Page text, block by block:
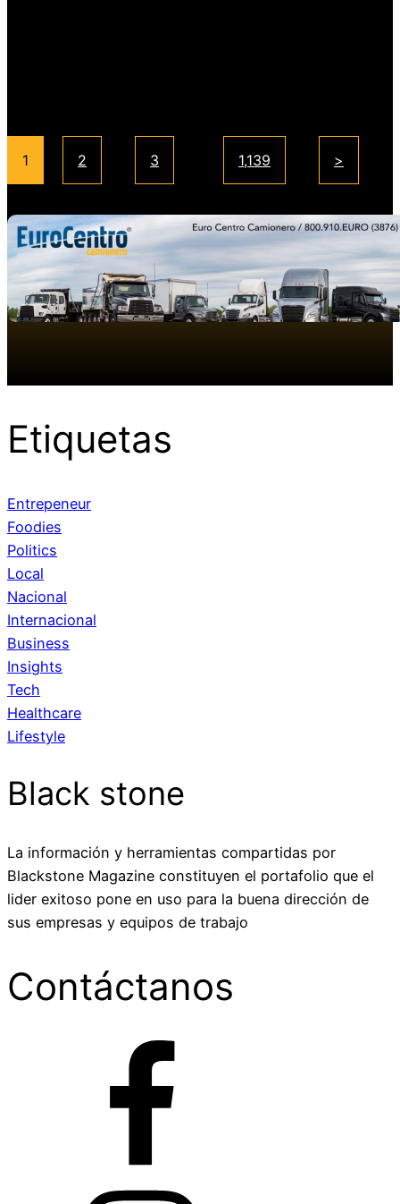
1 2 3 1,139 >
Etiquetas
Entrepeneur
Foodies
Politics
Local
Nacional
Internacional
Business
Insights
Tech
Healthcare
Lifestyle
Black stone
La información y herramientas compartidas por
Blackstone Magazine constituyen el portafolio que el
lider exitoso pone en uso para la buena dirección de
sus empresas y equipos de trabajo
Contáctanos